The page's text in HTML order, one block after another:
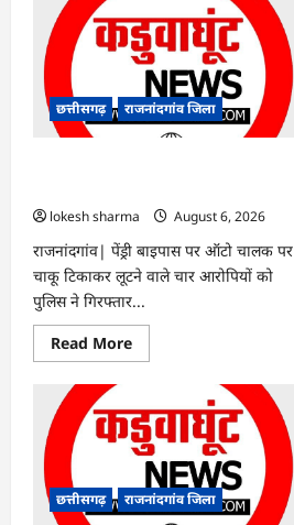
कुर्सी
पर
3
साल
ज्यादा
नहीं
टिकेंगे
छत्तीसगढ़ राजनांदगांव जिला
lokesh sharma
August 6, 2026
राजनांदगांव| पेंड्री बाइपास पर ऑटो चालक पर
चाकू टिकाकर लूटने वाले चार आरोपियों को
पुलिस ने गिरफ्तार...
Read MoreRead
more
ऑटो
चालक
को
लूटने
वाले
4
गिरफ्तार…
छत्तीसगढ़ राजनांदगांव जिला